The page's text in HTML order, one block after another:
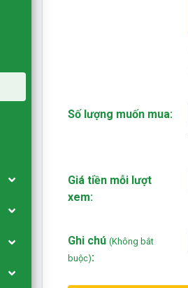
Số lượng muốn mua:
Giá tiền mỗi lượt
xem:
Ghi chú (Không bắt
buộc):